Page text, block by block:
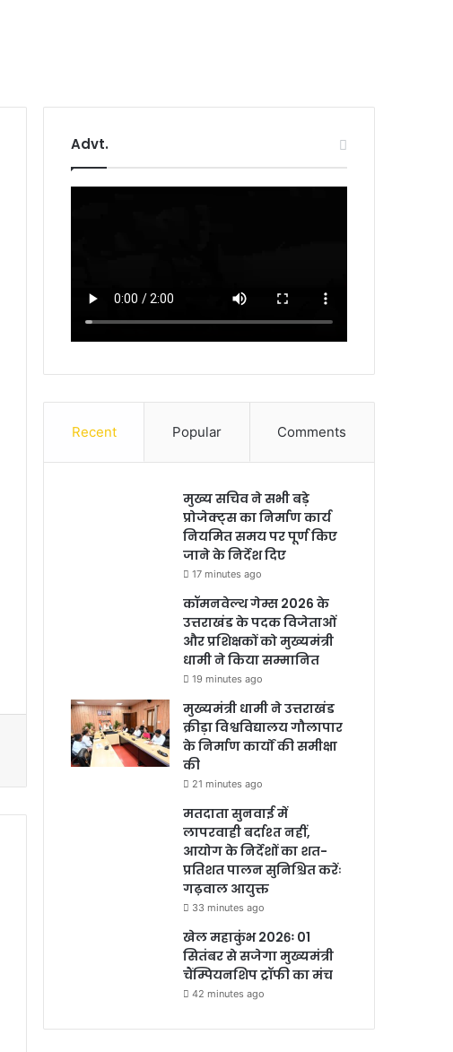
Advt.
Recent Popular Comments
मुख्य सचिव ने सभी बड़े
प्रोजेक्ट्स का निर्माण कार्य
नियमित समय पर पूर्ण किए
जाने के निर्देश दिए
17 minutes ago
कॉमनवेल्थ गेम्स 2026 के
उत्तराखंड के पदक विजेताओं
और प्रशिक्षकों को मुख्यमंत्री
धामी ने किया सम्मानित
19 minutes ago
मुख्यमंत्री धामी ने उत्तराखंड
क्रीड़ा विश्वविद्यालय गौलापार
के निर्माण कार्यों की समीक्षा
की
21 minutes ago
मतदाता सुनवाई में
लापरवाही बर्दाश्त नहीं,
आयोग के निर्देशों का शत-
प्रतिशत पालन सुनिश्चित करेंः
गढ़वाल आयुक्त
33 minutes ago
खेल महाकुंभ 2026ः 01
सितंबर से सजेगा मुख्यमंत्री
चैंम्पियनशिप ट्रॉफी का मंच
42 minutes ago